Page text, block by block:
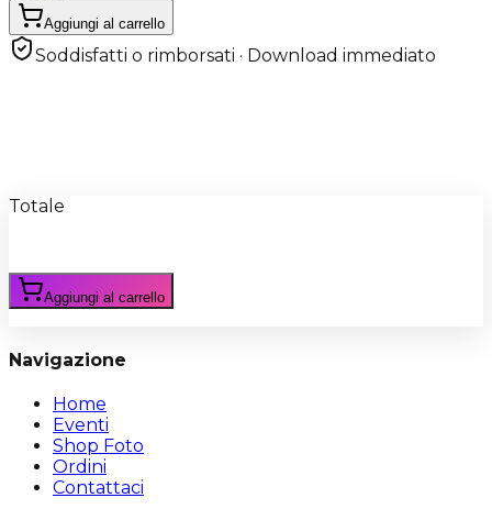
Aggiungi al carrello
Soddisfatti o rimborsati · Download immediato
Totale
Aggiungi al carrello
Navigazione
Home
Eventi
Shop Foto
Ordini
Contattaci